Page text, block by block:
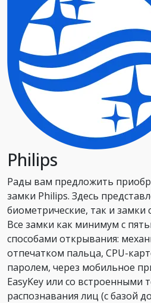
Philips
Рады вам предложить
замки Philips. Здесь
биометрические, так и замки
Все замки как минимум с
способами открывания:
отпечатком пальца, CPU-
паролем, через мобильное
EasyKey или со встроенными
распознавания лиц (с базой